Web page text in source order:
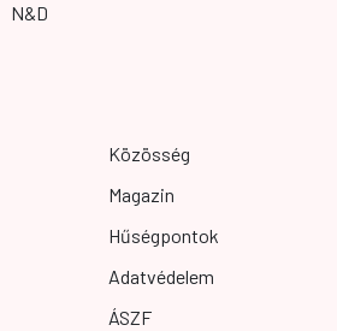
N&D
Közösség
Magazin
Hűségpontok
Adatvédelem
ÁSZF